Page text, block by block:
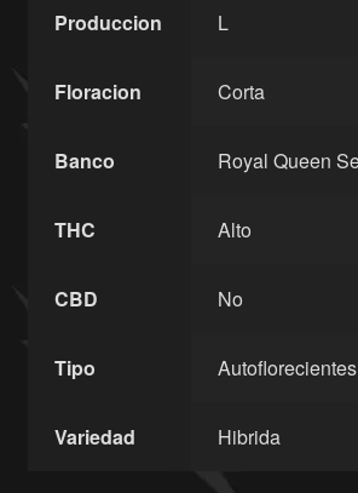
Produccion L
Floracion Corta
Banco Royal Queen
THC Alto
CBD No
Tipo Autoflorecientes
Variedad Hibrida